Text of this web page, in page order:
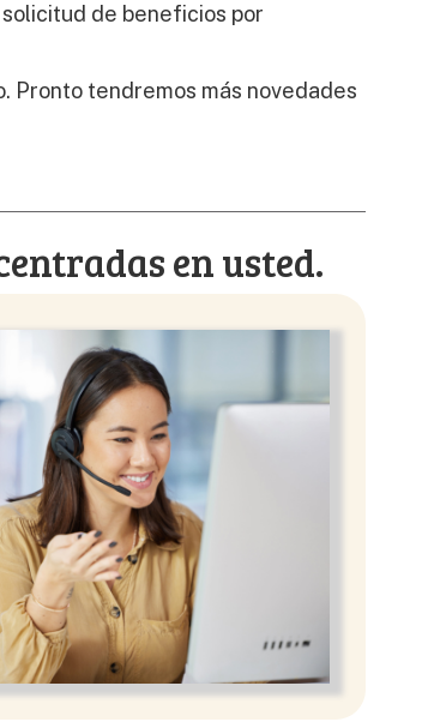
de beneficios por
Pronto tendremos más novedades
en usted.